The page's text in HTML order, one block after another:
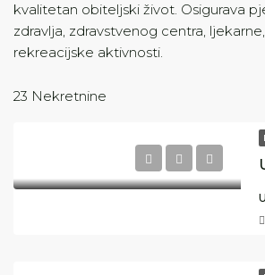
kvalitetan obiteljski život. Osigurava
zdravlja, zdravstvenog centra,
rekreacijske aktivnosti.
23 Nekretnine